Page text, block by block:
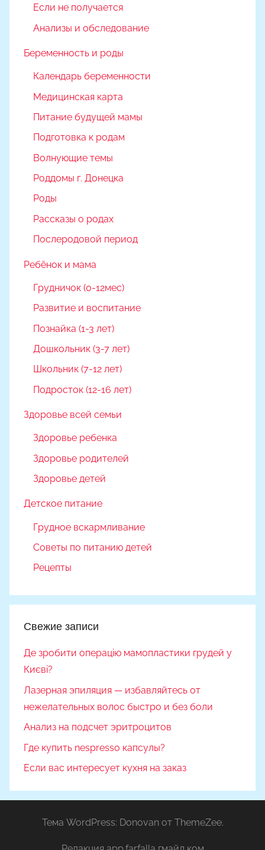
Если не получается
Анализы и обследование
Беременность и роды
Календарь беременности
Медицинская карта
Питание будущей мамы
Подготовка к родам
Волнующие темы
Роддомы г. Донецка
Роды
Рассказы о родах
Послеродовой период
Ребёнок и мама
Грудничок (0-12мес)
Развитие и воспитание
Познайка (1-3 лет)
Дошкольник (3-7 лет)
Школьник (7-12 лет)
Подросток (12-16 лет)
Здоровье всей семьи
Здоровье ребенка
Здоровье родителей
Здоровье детей
Детское питание
Грудное вскармливание
Советы по питанию детей
Рецепты
Свежие записи
Де зробити операцію мамопластики грудей у
Києві?
Лазерная эпиляция — избавляйтесь от
нежелательных волос быстро и без боли
Анализ на подсчет эритроцитов
Где купить nespresso капсулы?
Если вас интересует кухня на заказ
Тема WordPress: Donovan от ThemeZee.